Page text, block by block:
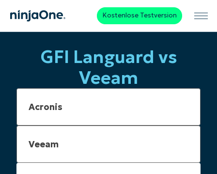
Kostenlose Testversion
GFI Languard vs
Veeam